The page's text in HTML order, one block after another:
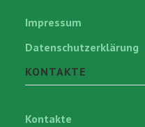
Impressum
Datenschutzerklärung
KONTAKTE
Kontakte